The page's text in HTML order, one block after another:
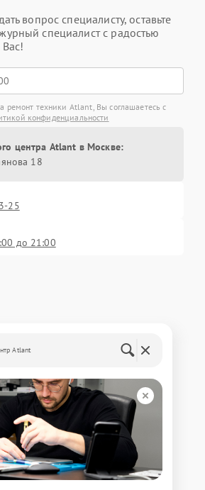
вопрос специалисту, оставьте
специалист с радостью
Вас!
ремонт техники Atlant, Вы соглашаетесь с
конфиденциальности
центра Atlant в Москве:
18
25
до 21:00
Atlant